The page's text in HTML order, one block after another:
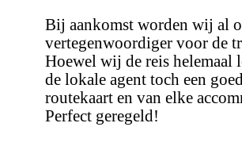
Bij aankomst worden wij al
vertegenwoordiger voor de
Hoewel wij de reis
de lokale agent toch een
routekaart en van elke
Perfect geregeld!